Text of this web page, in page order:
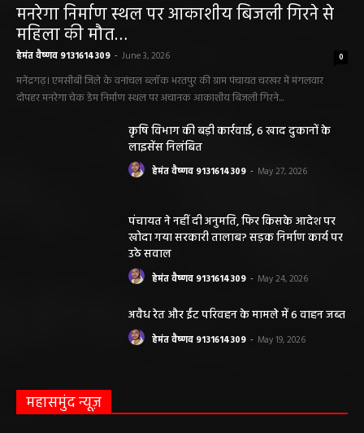
मनरेगा निर्माण स्थल पर आकाशीय बिजली गिरने से
महिला की मौत…
हेमंत वैष्णव 9131614309 - June 3, 2026 0
मनेंद्रगढ़। एमसीबी जिले के वनांचल ब्लॉक भरतपुर की ग्राम पंचायत चरखर में मंगलवार
दोपहर मनरेगा चेक डेम निर्माण स्थल पर अचानक आकाशीय बिजली गिरने...
कृषि विभाग की बड़ी कार्रवाई, 6 खाद दुकानों के
लाइसेंस निलंबित
हेमंत वैष्णव 9131614309 - May 27, 2026
पंचायत ने नहीं दी अनुमति, फिर किसके आदेश पर
खोदा गया सरकारी तालाब? सड़क निर्माण कार्य पर
उठे सवाल
हेमंत वैष्णव 9131614309 - May 24, 2026
अवैध रेत और ईंट परिवहन के मामले में 6 वाहन जब्त
हेमंत वैष्णव 9131614309 - May 19, 2026
महासमुंद न्यूज़